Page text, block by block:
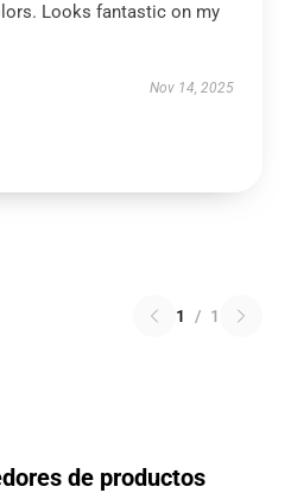
Looks fantastic on my
Nov 14, 2025
1 / 1
de productos